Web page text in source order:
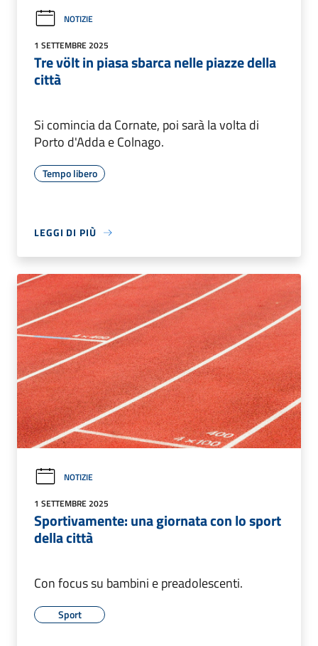
NOTIZIE
1 SETTEMBRE 2025
Tre völt in piasa sbarca nelle piazze della
città
Si comincia da Cornate, poi sarà la volta di
Porto d'Adda e Colnago.
Tempo libero
LEGGI DI PIÙ
NOTIZIE
1 SETTEMBRE 2025
Sportivamente: una giornata con lo sport
della città
Con focus su bambini e preadolescenti.
Sport